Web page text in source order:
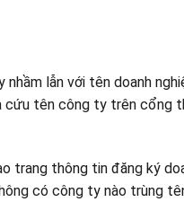
nhầm lẫn với tên doanh
cứu tên công ty trên cổng
trang thông tin đăng ký
có công ty nào trùng